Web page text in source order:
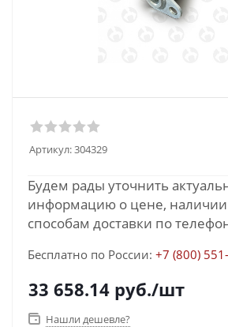
Артикул:304329
Будем рады уточнить
информацию о цене, наличии
способам доставки по
Бесплатно по России: +7 (800)
33 658.14 руб./шт
Нашли дешевле?